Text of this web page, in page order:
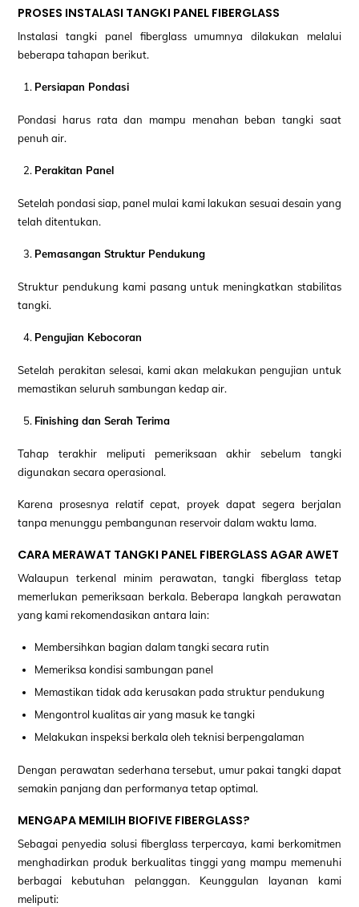
PROSES INSTALASI TANGKI PANEL FIBERGLASS
Instalasi tangki panel fiberglass umumnya dilakukan melalui
beberapa tahapan berikut.
Persiapan Pondasi
Pondasi harus rata dan mampu menahan beban tangki saat
penuh air.
Perakitan Panel
Setelah pondasi siap, panel mulai kami lakukan sesuai desain yang
telah ditentukan.
Pemasangan Struktur Pendukung
Struktur pendukung kami pasang untuk meningkatkan stabilitas
tangki.
Pengujian Kebocoran
Setelah perakitan selesai, kami akan melakukan pengujian untuk
memastikan seluruh sambungan kedap air.
Finishing dan Serah Terima
Tahap terakhir meliputi pemeriksaan akhir sebelum tangki
digunakan secara operasional.
Karena prosesnya relatif cepat, proyek dapat segera berjalan
tanpa menunggu pembangunan reservoir dalam waktu lama.
CARA MERAWAT TANGKI PANEL FIBERGLASS AGAR AWET
Walaupun terkenal minim perawatan, tangki fiberglass tetap
memerlukan pemeriksaan berkala. Beberapa langkah perawatan
yang kami rekomendasikan antara lain:
Membersihkan bagian dalam tangki secara rutin
Memeriksa kondisi sambungan panel
Memastikan tidak ada kerusakan pada struktur pendukung
Mengontrol kualitas air yang masuk ke tangki
Melakukan inspeksi berkala oleh teknisi berpengalaman
Dengan perawatan sederhana tersebut, umur pakai tangki dapat
semakin panjang dan performanya tetap optimal.
MENGAPA MEMILIH BIOFIVE FIBERGLASS?
Sebagai penyedia solusi fiberglass terpercaya, kami berkomitmen
menghadirkan produk berkualitas tinggi yang mampu memenuhi
berbagai kebutuhan pelanggan. Keunggulan layanan kami
meliputi: